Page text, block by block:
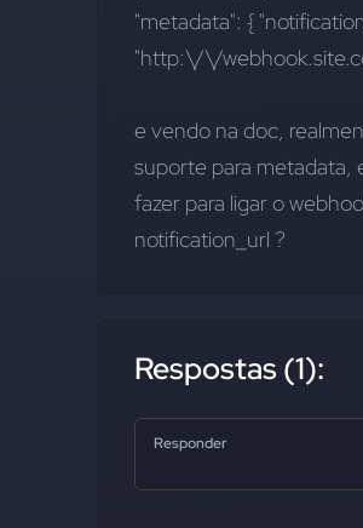
"metadata": {
"http:\/\/
e vendo na doc,
suporte para metadata,
fazer para ligar o
notification_url ?
Respostas (1):
Responder